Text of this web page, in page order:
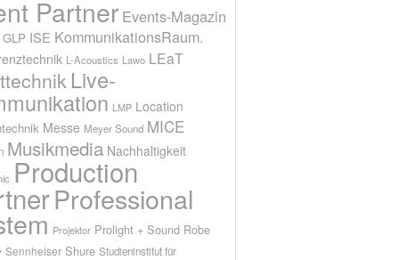
Partner Events-Magazin
GLP ISE KommunikationsRaum.
L-Acoustics Lawo LEaT
Live-
LMP Location
Messe Meyer Sound MICE
Musikmedia Nachhaltigkeit
Production
Professional
Projektor Prolight + Sound Robe
Sennheiser Shure Studieninstitut für